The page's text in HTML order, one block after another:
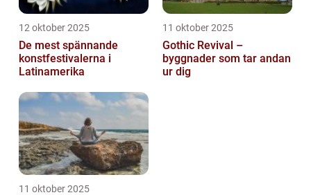
12 oktober 2025
De mest spännande
konstfestivalerna i
Latinamerika
11 oktober 2025
Gothic Revival –
byggnader som tar andan
ur dig
11 oktober 2025